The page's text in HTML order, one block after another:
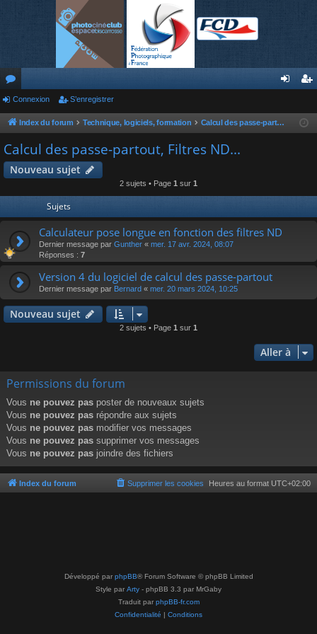
or
u
m
s
nr
Connexion S’enregistrer
Index du forum Technique, logiciels, formation Calcul des passe-partout, Filtres ND...
Calcul des passe-partout, Filtres ND...
Nouveau sujet
2 sujets • Page 1 sur 1
Sujets
Calculateur pose longue en fonction des filtres ND
Dernier message par Gunther « mer. 17 avr. 2024, 08:07
Réponses : 7
Version 4 du logiciel de calcul des passe-partout
Dernier message par Bernard « mer. 20 mars 2024, 10:25
Nouveau sujet
2 sujets • Page 1 sur 1
Aller à
Permissions du forum
Vous ne pouvez pas poster de nouveaux sujets
Vous ne pouvez pas répondre aux sujets
Vous ne pouvez pas modifier vos messages
Vous ne pouvez pas supprimer vos messages
Vous ne pouvez pas joindre des fichiers
Index du forum Heures au format UTC+02:00
Supprimer les cookies
Développé par phpBB® Forum Software © phpBB Limited
Style par Arty - phpBB 3.3 par MrGaby
Traduit par phpBB-fr.com
Confidentialité | Conditions